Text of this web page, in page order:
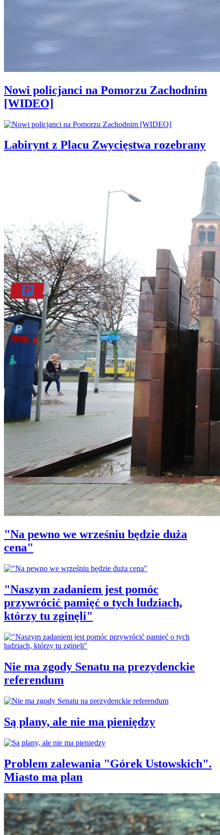
Nowi policjanci na Pomorzu Zachodnim
[WIDEO]
Labirynt z Placu Zwycięstwa rozebrany
"Na pewno we wrześniu będzie duża
cena"
"Naszym zadaniem jest pomóc
przywrócić pamięć o tych ludziach,
którzy tu zginęli"
Nie ma zgody Senatu na prezydenckie
referendum
Są plany, ale nie ma pieniędzy
Problem zalewania "Górek Ustowskich".
Miasto ma plan